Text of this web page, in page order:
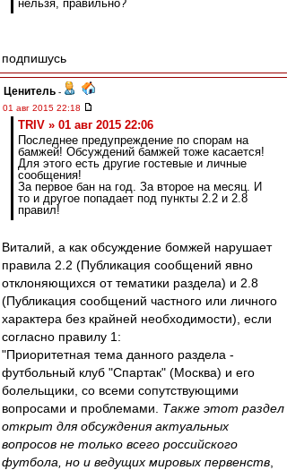
нельзя, правильно?
подпишусь
Ценитель -
01 авг 2015 22:18
TRIV » 01 авг 2015 22:06
Последнее предупреждение по спорам на
бамжей! Обсуждений бамжей тоже касается!
Для этого есть другие гостевые и личные
сообщения!
За первое бан на год. За второе на месяц. И
то и другое попадает под пункты 2.2 и 2.8
правил!
Виталий, а как обсуждение бомжей нарушает
правила 2.2 (Публикация сообщений явно
отклоняющихся от тематики раздела) и 2.8
(Публикация сообщений частного или личного
характера без крайней необходимости), если
согласно правилу 1:
"Приоритетная тема данного раздела -
футбольный клуб "Спартак" (Москва) и его
болельщики, со всеми сопутствующими
вопросами и проблемами. Также этот раздел
открыт для обсуждения актуальных
вопросов не только всего российского
футбола, но и ведущих мировых первенств